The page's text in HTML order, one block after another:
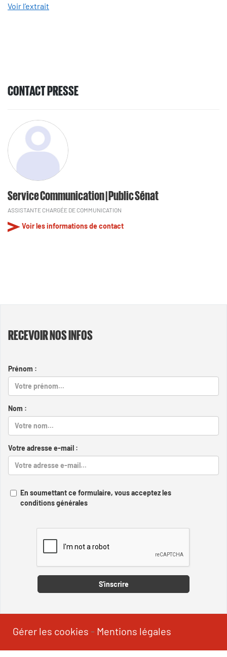
Voir l’extrait
CONTACT PRESSE
Service Communication | Public Sénat
ASSISTANTE CHARGÉE DE COMMUNICATION
Voir les informations de contact
RECEVOIR NOS INFOS
Prénom :
Nom :
Votre adresse e-mail :
En soumettant ce formulaire, vous acceptez les
conditions générales
S'inscrire
Gérer les cookies - Mentions légales